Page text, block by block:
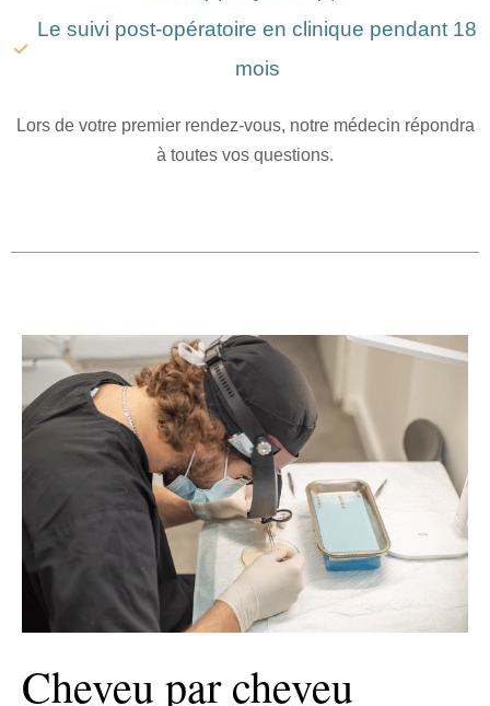
Le suivi post-opératoire en clinique pendant 18
mois
Lors de votre premier rendez-vous, notre médecin répondra
à toutes vos questions.
Cheveu par cheveu